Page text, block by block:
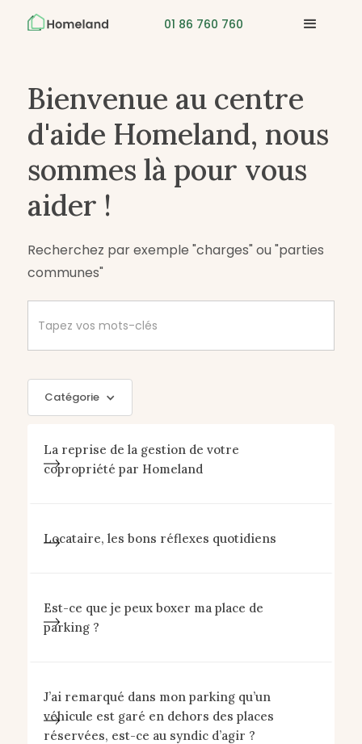
01 86 760 760
Bienvenue au centre
d'aide Homeland, nous
sommes là pour vous
aider !
Recherchez par exemple "charges" ou "parties
communes"
Catégorie
La reprise de la gestion de votre
copropriété par Homeland
Locataire, les bons réflexes quotidiens
Est-ce que je peux boxer ma place de
parking ?
J’ai remarqué dans mon parking qu’un
véhicule est garé en dehors des places
réservées, est-ce au syndic d’agir ?